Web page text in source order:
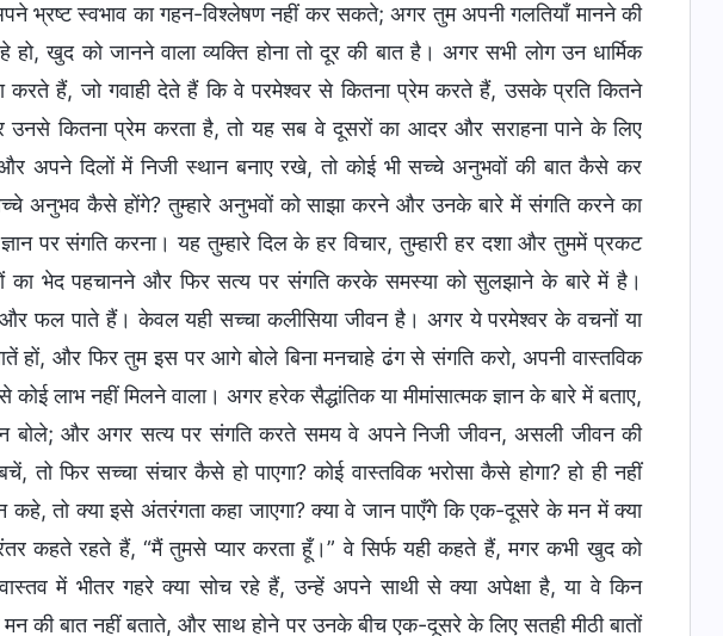
भ्रष्ट स्वभाव का गहन-विश्लेषण नहीं कर सकते; अगर तुम अपनी गलतियाँ मानने की
खुद को जानने वाला व्यक्ति होना तो दूर की बात है। अगर सभी लोग उन धार्मिक
करते हैं, जो गवाही देते हैं कि वे परमेश्वर से कितना प्रेम करते हैं, उसके प्रति कितने
उनसे कितना प्रेम करता है, तो यह सब वे दूसरों का आदर और सराहना पाने के लिए
अपने दिलों में निजी स्थान बनाए रखे, तो कोई भी सच्चे अनुभवों की बात कैसे कर
अनुभव कैसे होंगे? तुम्हारे अनुभवों को साझा करने और उनके बारे में संगति करने का
पर संगति करना। यह तुम्हारे दिल के हर विचार, तुम्हारी हर दशा और तुममें प्रकट
का भेद पहचानने और फिर सत्य पर संगति करके समस्या को सुलझाने के बारे में है।
फल पाते हैं। केवल यही सच्चा कलीसिया जीवन है। अगर ये परमेश्वर के वचनों या
हों, और फिर तुम इस पर आगे बोले बिना मनचाहे ढंग से संगति करो, अपनी वास्तविक
लाभ नहीं मिलने वाला। अगर हरेक सैद्धांतिक या मीमांसात्मक ज्ञान के बारे में बताए,
न बोले; और अगर सत्य पर संगति करते समय वे अपने निजी जीवन, असली जीवन की
फिर सच्चा संचार कैसे हो पाएगा? कोई वास्तविक भरोसा कैसे होगा? हो ही नहीं
तो क्या इसे अंतरंगता कहा जाएगा? क्या वे जान पाएँगे कि एक-दूसरे के मन में क्या
कहते रहते हैं, “मैं तुमसे प्यार करता हूँ।” वे सिर्फ यही कहते हैं, मगर कभी खुद को
में भीतर गहरे क्या सोच रहे हैं, उन्हें अपने साथी से क्या अपेक्षा है, या वे किन
बात नहीं बताते, और साथ होने पर उनके बीच एक-दूसरे के लिए सतही मीठी बातों